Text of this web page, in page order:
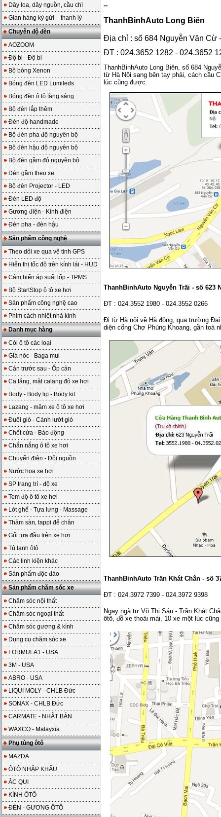
Dây loa, dây nguồn, cầu chì
Gian hàng ký gửi – thanh lý
Chuyên độ đèn
AOZOOM
Độ bi - Độ bi
Bộ bóng Xenon
Bóng đèn LED Lumileds
Bóng đèn ô tô tăng sáng
Bộ đèn lắp thêm
Đèn độ handmade
Bộ đèn pha độ nguyên bộ
Bộ đèn hậu độ nguyên bộ
Bộ đèn gầm độ nguyên bộ
Đèn gầm theo xe
Bộ đèn Projector - LED
Đèn LED độ
Gương điện - Kính điện
Đèn pha - đèn hậu
Sản phẩm công nghệ
Theo dõi xe qua vệ tinh GPS
Hiển thị tốc độ trên kính lái - HUD
Cảm biến áp suất lốp - TPMS
Bộ StartStop ô tô xe hơi
Sản phẩm công nghệ cao
Phim cách nhiệt nhà kính
Danh mục hàng
Còi ô tô các loại
Giá nóc - Baga mui
Cản trước sau - Ốp cản
Ca lăng, mặt calang độ xe hơi
Body - Body lip - Body kit
Lazang - mâm xe ô tô xe hơi
Đuôi gió - Cánh lướt gió
Chốt cửa - Báo động
Chắn nắng ô tô xe hơi
Chuyển điện - Đổi nguồn
Nước hoa xe hơi
SP trang trí - độ xe
Tem độ ô tô xe hơi
Lót ghế - Tựa lưng - Massage
Thảm sàn, tappi để chân
Gối tựa đầu trên xe hơi
Tủ lạnh ôtô
Các linh kiện khác
Sản phẩm độc đáo
Sản phẩm chăm sóc xe
Chăm sóc nội thất
Chăm sóc ngoại thất
Chăm sóc gương & kính
Dụng cụ chăm sóc xe
FORMULA1 - USA
3M - USA
ABRO - USA
LIQUI MOLY - CHLB Đức
SONAX - CHLB Đức
CARMATE - NHẬT BẢN
WAXCO - Malayxia
Phụ tùng ôtô
MAZDA
ÔTÔ NHẬP KHẨU
ẮC QUI
KÍNH ÔTÔ
ĐÈN - GƯƠNG ÔTÔ
--
ThanhBinhAuto Long Biên
Địa chỉ : số 684 Nguyễn Văn Cừ
ĐT : 024.3652 1282 - 024.3652
ThanhBinhAuto Long Biên, số 684
từ Hà Nội sang bên tay phải, cách cầu
lúc cũng được.
ThanhBinhAuto Nguyễn Trãi - số 623
ĐT : 024.3552 1980 - 024.3552 0266
Đi từ Hà nội về Hà đông, qua trường
diện cổng Chợ Phùng Khoang, gần toà
ThanhBinhAuto Trần Khát Chân - số
ĐT : 024.3972 7399 - 024.3972 9398
Ngay ngã tư Võ Thị Sáu - Trần Khát
ôtô, đỗ xe thoải mái, 10 xe một lúc